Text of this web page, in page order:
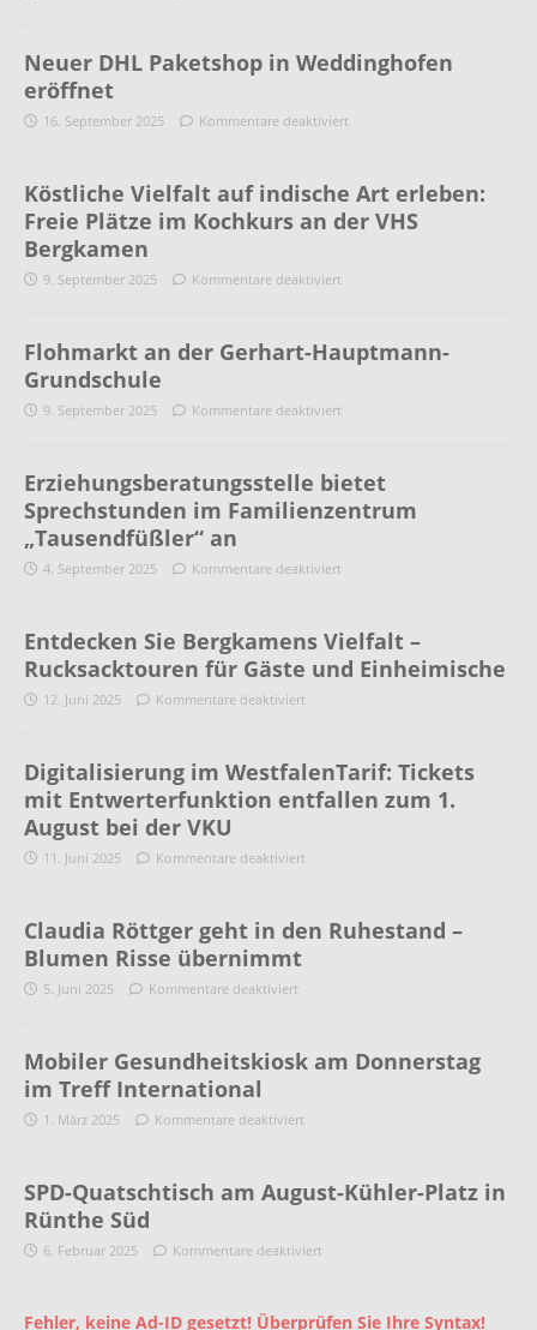
Neuer DHL Paketshop in Weddinghofen
eröffnet
16. September 2025 Kommentare deaktiviert
Köstliche Vielfalt auf indische Art erleben:
Freie Plätze im Kochkurs an der VHS
Bergkamen
9. September 2025 Kommentare deaktiviert
Flohmarkt an der Gerhart-Hauptmann-
Grundschule
9. September 2025 Kommentare deaktiviert
Erziehungsberatungsstelle bietet
Sprechstunden im Familienzentrum
„Tausendfüßler“ an
4. September 2025 Kommentare deaktiviert
Entdecken Sie Bergkamens Vielfalt –
Rucksacktouren für Gäste und Einheimische
12. Juni 2025 Kommentare deaktiviert
Digitalisierung im WestfalenTarif: Tickets
mit Entwerterfunktion entfallen zum 1.
August bei der VKU
11. Juni 2025 Kommentare deaktiviert
Claudia Röttger geht in den Ruhestand –
Blumen Risse übernimmt
5. Juni 2025 Kommentare deaktiviert
Mobiler Gesundheitskiosk am Donnerstag
im Treff International
1. März 2025 Kommentare deaktiviert
SPD-Quatschtisch am August-Kühler-Platz in
Rünthe Süd
6. Februar 2025 Kommentare deaktiviert
Fehler, keine Ad-ID gesetzt! Überprüfen Sie Ihre Syntax!